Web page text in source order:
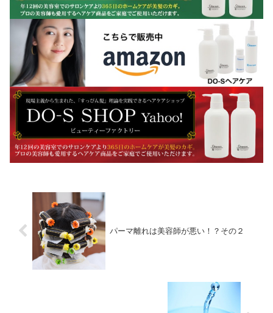
パーマ離れは美容師が悪い！？その２